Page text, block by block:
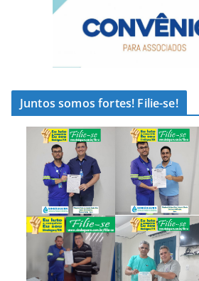
Juntos somos fortes! Filie-se!